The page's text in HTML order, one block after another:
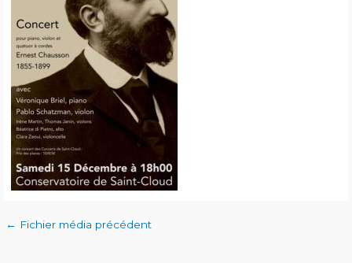
← Fichier média précédent